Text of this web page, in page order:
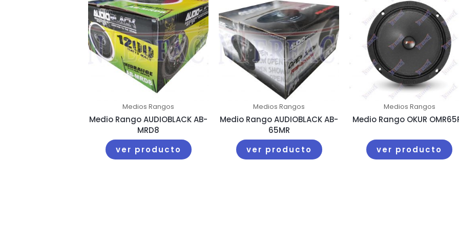
Medios Rangos
Medio Rango AUDIOBLACK AB-
MRD8
ver producto
Medios Rangos
Medio Rango AUDIOBLACK AB-
65MR
ver producto
Medios Rangos
Medio Rango OKUR
ver producto